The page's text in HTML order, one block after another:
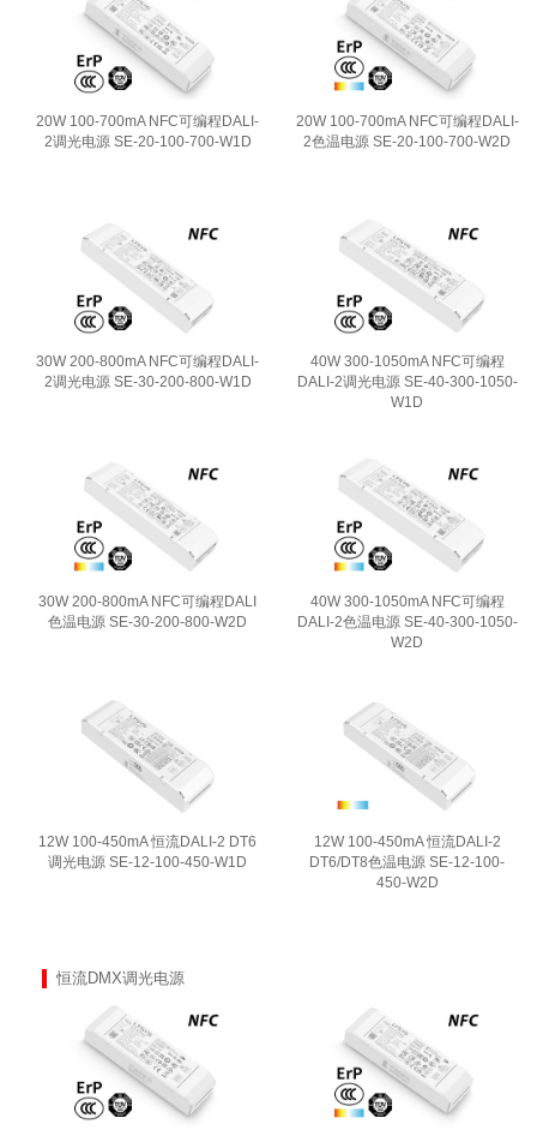
20W 100-700mA NFC可编程DALI-
2调光电源 SE-20-100-700-W1D
20W 100-700mA NFC可编程DALI-
2色温电源 SE-20-100-700-W2D
30W 200-800mA NFC可编程DALI-
2调光电源 SE-30-200-800-W1D
40W 300-1050mA NFC可编程
DALI-2调光电源 SE-40-300-1050-
W1D
30W 200-800mA NFC可编程DALI
色温电源 SE-30-200-800-W2D
40W 300-1050mA NFC可编程
DALI-2色温电源 SE-40-300-1050-
W2D
12W 100-450mA 恒流DALI-2 DT6
调光电源 SE-12-100-450-W1D
12W 100-450mA 恒流DALI-2
DT6/DT8色温电源 SE-12-100-
450-W2D
恒流DMX调光电源